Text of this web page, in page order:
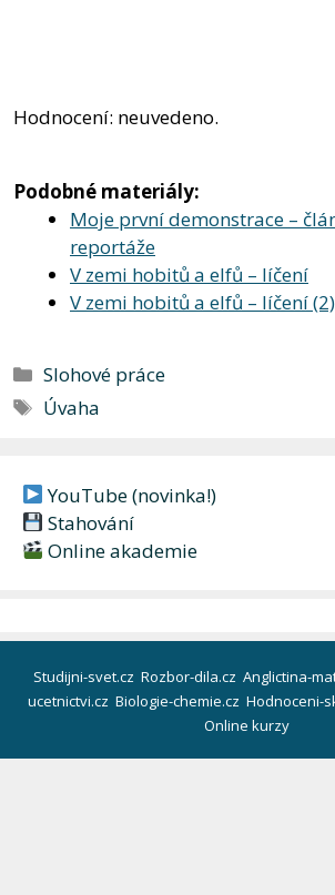
Hodnocení: neuvedeno.
Podobné materiály:
Moje první demonstrace –
reportáže
V zemi hobitů a elfů – líčení
V zemi hobitů a elfů – líčení (2)
Rubriky
Slohové práce
Štítky
Úvaha
YouTube (novinka!)
Stahování
Online akademie
Studijni-svet.cz Rozbor-dila.cz Anglictina-
ucetnictvi.cz Biologie-chemie.cz Hodnoceni-
Online kurzy